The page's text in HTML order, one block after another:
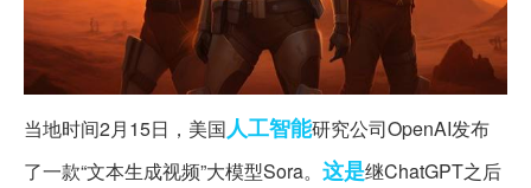
当地时间2月15日，美国人工智能研究公司OpenAI发布
了一款“文本生成视频”大模型Sora。 这是继ChatGPT之后